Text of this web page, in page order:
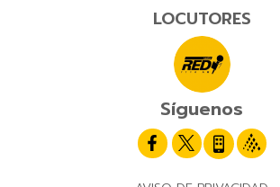
LOCUTORES
Síguenos